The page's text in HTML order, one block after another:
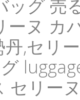
ッグ 売
ーヌ カ
,セリ
セリー